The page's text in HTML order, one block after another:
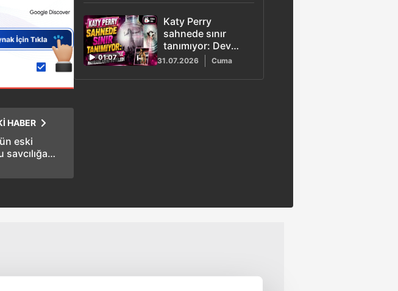
HABER
eski
savcılığa
için bir katil
01:07
Katy Perry
sahnede sınır
tanımıyor: Dev
şişe konseptiyle
hayranlarını
büyüledi
31.07.2026 Cuma